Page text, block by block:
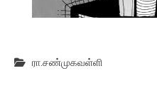
ரா.சண்முகவள்ளி